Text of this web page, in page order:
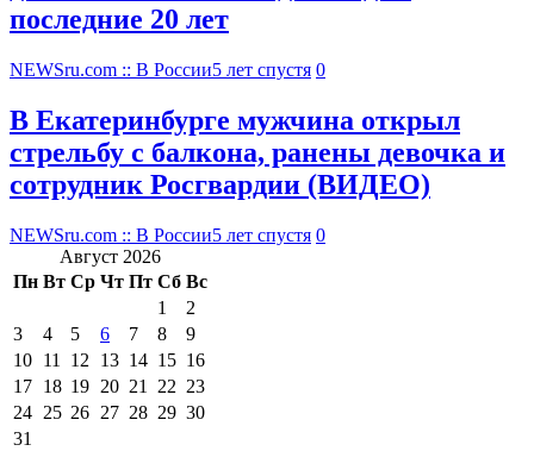
последние 20 лет
NEWSru.com :: В России5 лет спустя 0
В Екатеринбурге мужчина открыл
стрельбу с балкона, ранены девочка и
сотрудник Росгвардии (ВИДЕО)
NEWSru.com :: В России5 лет спустя 0
Август 2026
Пн Вт Ср Чт Пт Сб Вс
1
2
3
4 5 6 7 8
9
10 11 12 13 14 15 16
17 18 19 20 21 22 23
24 25 26 27 28 29 30
31